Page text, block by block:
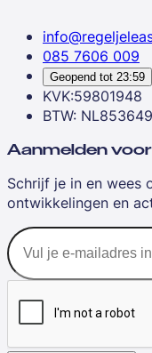
085 7606 009
Geopend tot 23:59
KVK:59801948
BTW:
Aanmelden
Schrijf je in en wees
ontwikkelingen en